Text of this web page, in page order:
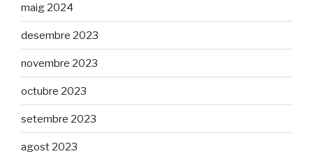
maig 2024
desembre 2023
novembre 2023
octubre 2023
setembre 2023
agost 2023